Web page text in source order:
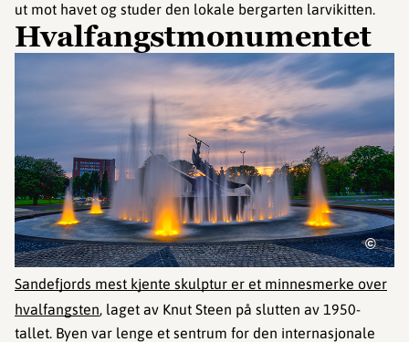
ut mot havet og studer den lokale bergarten larvikitten.
Hvalfangstmonumentet
©
Sandefjords mest kjente skulptur er et minnesmerke over
hvalfangsten , laget av Knut Steen på slutten av 1950-
tallet. Byen var lenge et sentrum for den internasjonale